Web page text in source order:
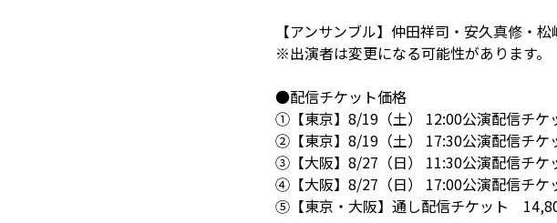
【アンサンブル】仲田祥司・安久真修・
※出演者は変更になる可能性があります。
●配信チケット価格
①【東京】8/19（土） 12:00公演配信チケ
②【東京】8/19（土） 17:30公演配信チケ
③【大阪】8/27（日） 11:30公演配信チケ
④【大阪】8/27（日） 17:00公演配信チケ
⑤【東京・大阪】通し配信チケット